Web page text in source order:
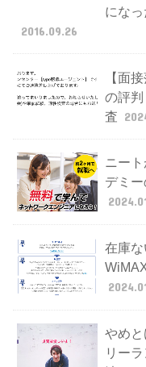
になっ
2016.09.26
【面
の評
査
ニー
デミ
在庫
やめ
リー